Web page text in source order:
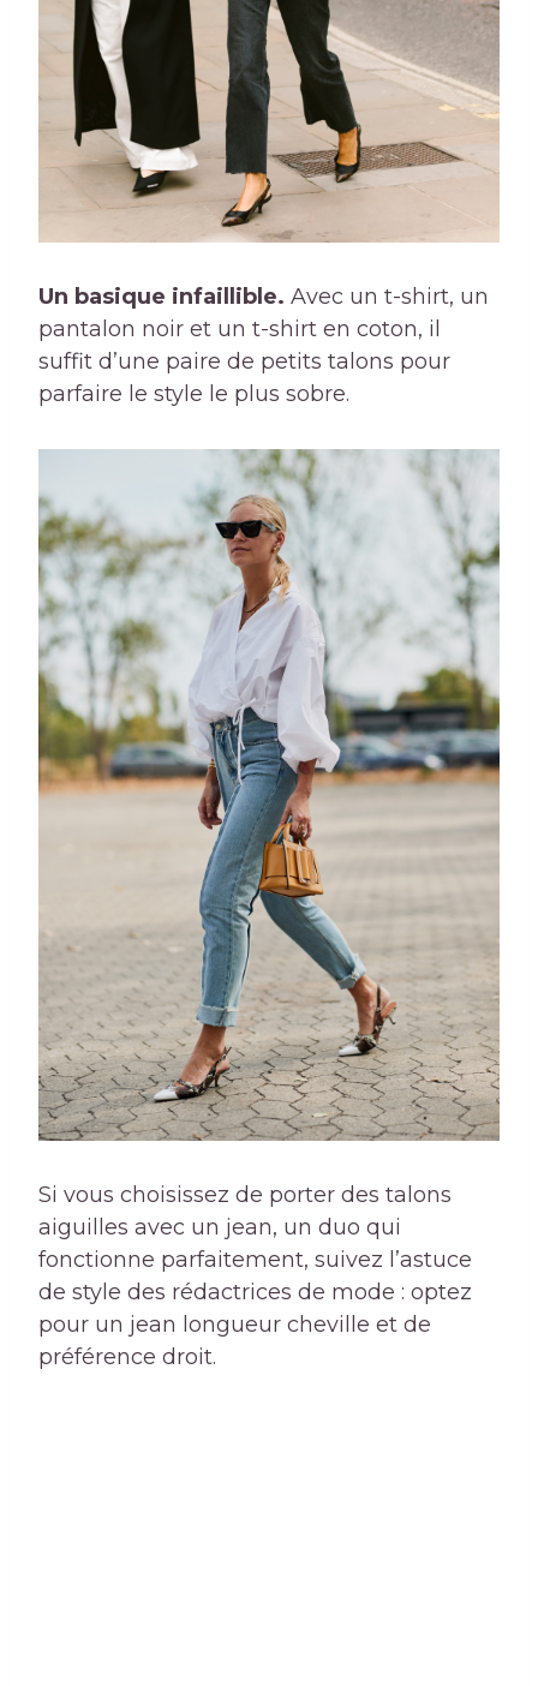
Un basique infaillible. Avec un t-shirt, un
pantalon noir et un t-shirt en coton, il
suffit d’une paire de petits talons pour
parfaire le style le plus sobre.
Si vous choisissez de porter des talons
aiguilles avec un jean, un duo qui
fonctionne parfaitement, suivez l’astuce
de style des rédactrices de mode : optez
pour un jean longueur cheville et de
préférence droit.